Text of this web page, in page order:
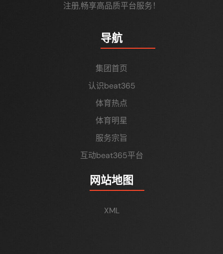
注册,畅享高品质平台服务！
导航
集团首页
认识beat365
体育热点
体育明星
服务宗旨
互动beat365平台
网站地图
XML